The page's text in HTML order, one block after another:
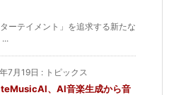
ーテイメント」を追求する新たな
7月19日 : トピックス
、AI音楽生成から音